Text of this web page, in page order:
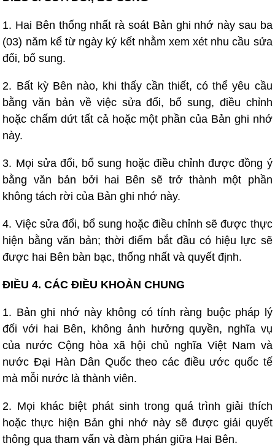
1. Hai Bên thống nhất rà soát Bản ghi nhớ này sau ba
(03) năm kể từ ngày ký kết nhằm xem xét nhu cầu sửa
đổi, bổ sung.
2. Bất kỳ Bên nào, khi thấy cần thiết, có thể yêu cầu
bằng văn bản về việc sửa đổi, bổ sung, điều chỉnh
hoặc chấm dứt tất cả hoặc một phần của Bản ghi nhớ
này.
3. Mọi sửa đổi, bổ sung hoặc điều chỉnh được đồng ý
bằng văn bản bởi hai Bên sẽ trở thành một phần
không tách rời của Bản ghi nhớ này.
4. Việc sửa đổi, bổ sung hoặc điều chỉnh sẽ được thực
hiện bằng văn bản; thời điểm bắt đầu có hiệu lực sẽ
được hai Bên bàn bạc, thống nhất và quyết định.
ĐIỀU 4. CÁC ĐIỀU KHOẢN CHUNG
1. Bản ghi nhớ này không có tính ràng buộc pháp lý
đối với hai Bên, không ảnh hưởng quyền, nghĩa vụ
của nước Cộng hòa xã hội chủ nghĩa Việt Nam và
nước Đại Hàn Dân Quốc theo các điều ước quốc tế
mà mỗi nước là thành viên.
2. Mọi khác biệt phát sinh trong quá trình giải thích
hoặc thực hiện Bản ghi nhớ này sẽ được giải quyết
thông qua tham vấn và đàm phán giữa Hai Bên.